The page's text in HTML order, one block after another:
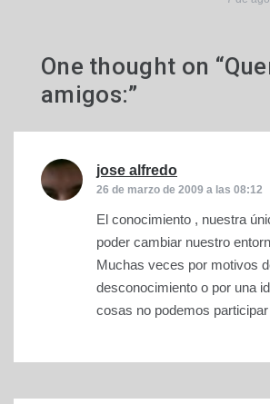
One thought on “
amigos:”
jose alfredo
26 de marzo de 2009 a las 08:12
El conocimiento , nuestra
poder cambiar nuestro
Muchas veces por motivos
desconocimiento o por una
cosas no podemos